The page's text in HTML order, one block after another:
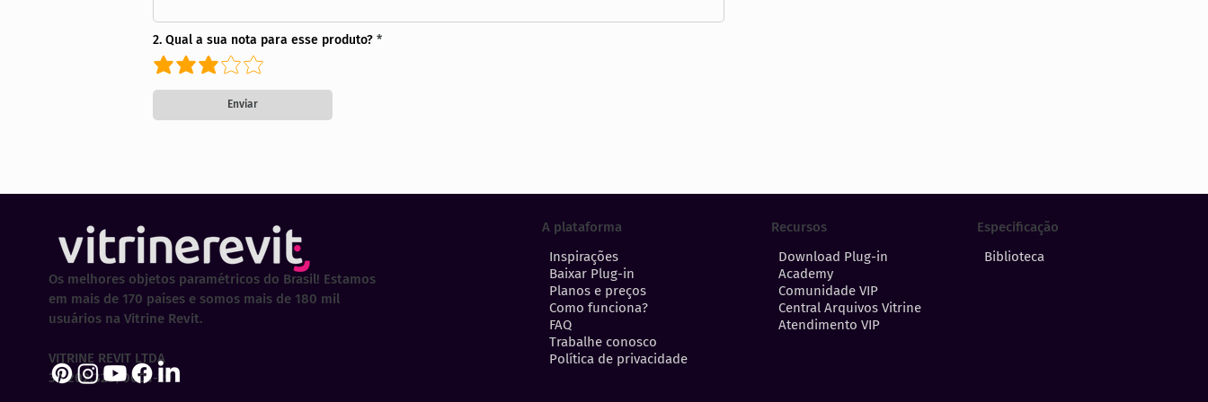
2. Qual a sua nota para esse produto?
Enviar
A plataforma
Inspirações
Baixar Plug-in
Planos e preços
Como funciona?
FAQ
Trabalhe conosco
Política de privacidade
Recursos
Download Plug-in
Academy
Comunidade VIP
Central Arquivos Vitrine
Atendimento VIP
Especificação
Biblioteca
Os melhores objetos paramétricos do Brasil! Estamos
em mais de 170 países e somos mais de 180 mil
usuários na Vitrine Revit.
VITRINE REVIT LTDA
30.202.323/0001-29